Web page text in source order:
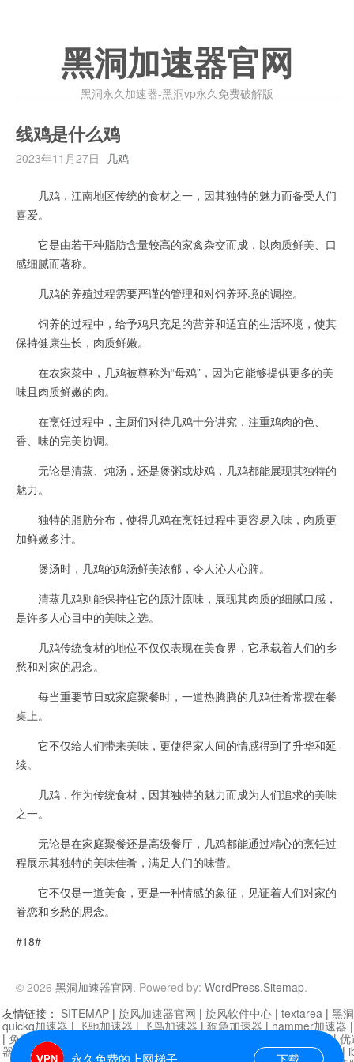
黑洞加速器官网
黑洞永久加速器-黑洞vp永久免费破解版
线鸡是什么鸡
2023年11月27日 几鸡
几鸡，江南地区传统的食材之一，因其独特的魅力而备受人们
喜爱。
它是由若干种脂肪含量较高的家禽杂交而成，以肉质鲜美、口
感细腻而著称。
几鸡的养殖过程需要严谨的管理和对饲养环境的调控。
饲养的过程中，给予鸡只充足的营养和适宜的生活环境，使其
保持健康生长，肉质鲜嫩。
在农家菜中，几鸡被尊称为“母鸡”，因为它能够提供更多的美
味且肉质鲜嫩的肉。
在烹饪过程中，主厨们对待几鸡十分讲究，注重鸡肉的色、
香、味的完美协调。
无论是清蒸、炖汤，还是煲粥或炒鸡，几鸡都能展现其独特的
魅力。
独特的脂肪分布，使得几鸡在烹饪过程中更容易入味，肉质更
加鲜嫩多汁。
煲汤时，几鸡的鸡汤鲜美浓郁，令人沁人心脾。
清蒸几鸡则能保持住它的原汁原味，展现其肉质的细腻口感，
是许多人心目中的美味之选。
几鸡传统食材的地位不仅仅表现在美食界，它承载着人们的乡
愁和对家的思念。
每当重要节日或家庭聚餐时，一道热腾腾的几鸡佳肴常摆在餐
桌上。
它不仅给人们带来美味，更使得家人间的情感得到了升华和延
续。
几鸡，作为传统食材，因其独特的魅力而成为人们追求的美味
之一。
无论是在家庭聚餐还是高级餐厅，几鸡都能通过精心的烹饪过
程展示其独特的美味佳肴，满足人们的味蕾。
它不仅是一道美食，更是一种情感的象征，见证着人们对家的
眷恋和乡愁的思念。
#18#
© 2026 黑洞加速器官网. Powered by: WordPress.Sitemap.
永久免费的上网梯子 下载
友情链接： SITEMAP | 旋风加速器官网 | 旋风软件中心 | textarea | 黑
quickq加速器 | 飞驰加速器 | 飞鸟加速器 | 狗急加速器 | hammer加速器
| 免费vqn加速外网 迷雾通|优
器| 快柠檬加速器 |黑洞加速 |falemon 快橙加速器|anycast加速器 |